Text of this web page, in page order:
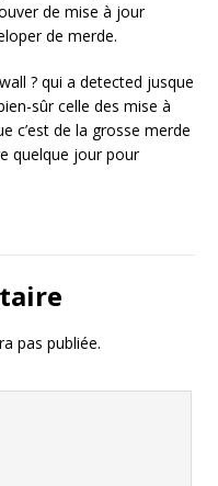
de mise à jour
de merde.
? qui a detected jusque
sûr celle des mise à
c’est de la grosse merde
quelque jour pour
pas publiée.